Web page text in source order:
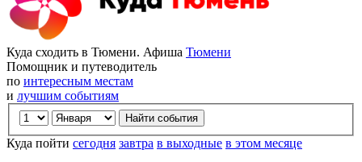
Куда сходить в Тюмени. Афиша Тюмени
Помощник и путеводитель
по интересным местам
и лучшим событиям
Куда пойти сегодня завтра в выходные в этом месяце